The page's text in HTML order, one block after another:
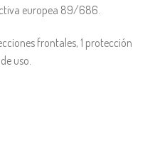
europea 89/686.
frontales, 1 protección
uso.